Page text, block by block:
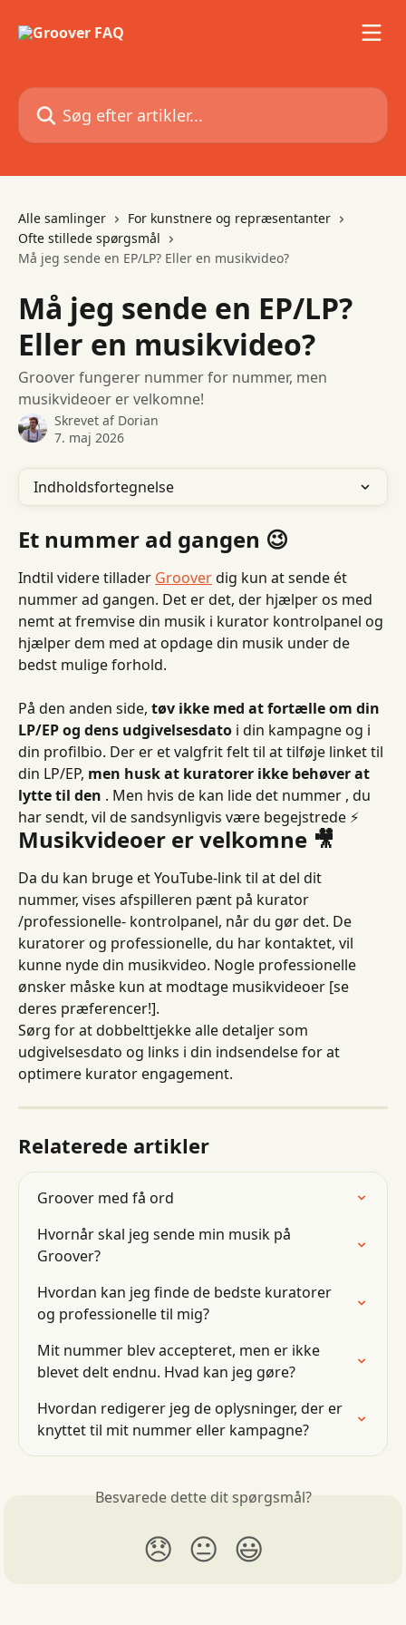
Søg efter artikler...
Alle samlinger
For kunstnere og repræsentanter
Ofte stillede spørgsmål
Må jeg sende en EP/LP? Eller en musikvideo?
Må jeg sende en EP/LP?
Eller en musikvideo?
Groover fungerer nummer for nummer, men
musikvideoer er velkomne!
Skrevet af Dorian
7. maj 2026
Indholdsfortegnelse
Et nummer ad gangen 😉
Indtil videre tillader Groover dig kun at sende ét
nummer ad gangen. Det er det, der hjælper os med
nemt at fremvise din musik i kurator kontrolpanel og
hjælper dem med at opdage din musik under de
bedst mulige forhold.
På den anden side, tøv ikke med at fortælle om din
LP/EP og dens udgivelsesdato i din kampagne og i
din profilbio. Der er et valgfrit felt til at tilføje linket til
din LP/EP, men husk at kuratorer ikke behøver at
lytte til den . Men hvis de kan lide det nummer , du
har sendt, vil de sandsynligvis være begejstrede ⚡️
Musikvideoer er velkomne 🎥
Da du kan bruge et YouTube-link til at del dit
nummer, vises afspilleren pænt på kurator
/professionelle- kontrolpanel, når du gør det. De
kuratorer og professionelle, du har kontaktet, vil
kunne nyde din musikvideo. Nogle professionelle
ønsker måske kun at modtage musikvideoer [se
deres præferencer!].
Sørg for at dobbelttjekke alle detaljer som
udgivelsesdato og links i din indsendelse for at
optimere kurator engagement.
Relaterede artikler
Groover med få ord
Hvornår skal jeg sende min musik på
Groover?
Hvordan kan jeg finde de bedste kuratorer
og professionelle til mig?
Mit nummer blev accepteret, men er ikke
blevet delt endnu. Hvad kan jeg gøre?
Hvordan redigerer jeg de oplysninger, der er
knyttet til mit nummer eller kampagne?
Besvarede dette dit spørgsmål?
😞 😐 😃